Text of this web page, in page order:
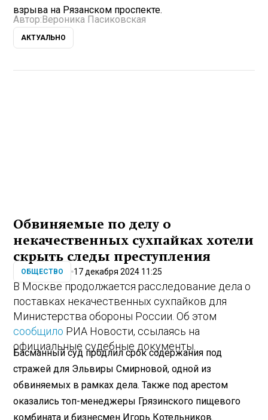
взрыва на Рязанском проспекте.
Автор: Вероника Пасиковская
АКТУАЛЬНО
Обвиняемые по делу о
некачественных сухпайках хотели
скрыть следы преступления
ОБЩЕСТВО 17 декабря 2024 11:25
В Москве продолжается расследование дела о
поставках некачественных сухпайков для
Министерства обороны России. Об этом
сообщило РИА Новости, ссылаясь на
официальные судебные документы.
Басманный суд продлил срок содержания под
стражей для Эльвиры Смирновой, одной из
обвиняемых в рамках дела. Также под арестом
оказались топ-менеджеры Грязинского пищевого
комбината и бизнесмен Игорь Котельников.